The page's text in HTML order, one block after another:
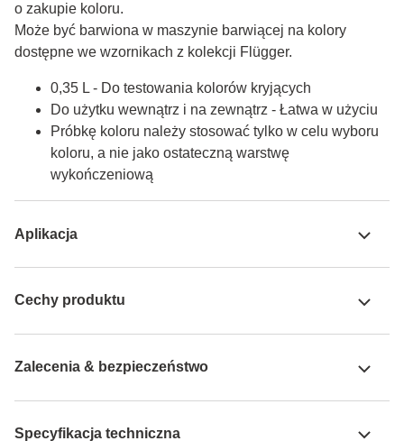
o zakupie koloru.
Może być barwiona w maszynie barwiącej na kolory
dostępne we wzornikach z kolekcji Flügger.
0,35 L - Do testowania kolorów kryjących
Do użytku wewnątrz i na zewnątrz - Łatwa w użyciu
Próbkę koloru należy stosować tylko w celu wyboru
koloru, a nie jako ostateczną warstwę
wykończeniową
Aplikacja
Cechy produktu
Zalecenia & bezpieczeństwo
Specyfikacja techniczna